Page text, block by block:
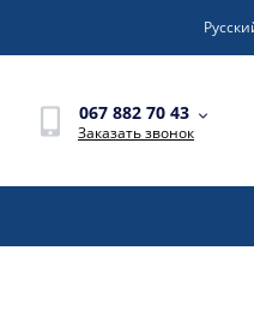
067 882 70 43
Заказать звонок